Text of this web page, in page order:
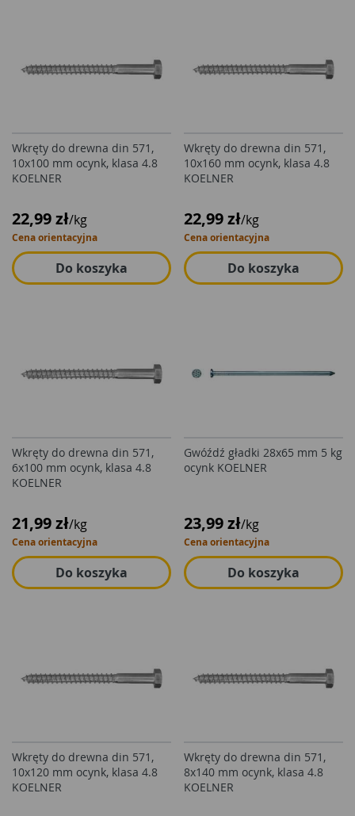
Wkręty do drewna din 571,
10x100 mm ocynk, klasa 4.8
KOELNER
22,99 zł/kg
Cena orientacyjna
Do koszyka
Wkręty do drewna din 571,
10x160 mm ocynk, klasa 4.8
KOELNER
22,99 zł/kg
Cena orientacyjna
Do koszyka
Wkręty do drewna din 571,
6x100 mm ocynk, klasa 4.8
KOELNER
21,99 zł/kg
Cena orientacyjna
Do koszyka
Gwóźdź gładki 28x65 mm 5 kg
ocynk KOELNER
23,99 zł/kg
Cena orientacyjna
Do koszyka
Wkręty do drewna din 571,
10x120 mm ocynk, klasa 4.8
KOELNER
Wkręty do drewna din 571,
8x140 mm ocynk, klasa 4.8
KOELNER